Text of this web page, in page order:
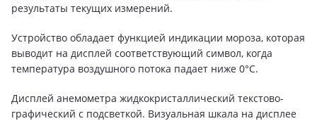
результаты текущих измерений.
Устройство обладает функцией индикации мороза, которая
выводит на дисплей соответствующий символ, когда
температура воздушного потока падает ниже 0°C.
Дисплей анемометра жидкокристалличеcкий текстово-
графический с подсветкой. Визуальная шкала на дисплее